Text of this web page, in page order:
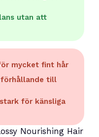
utan att
mycket fint hår
till
för känsliga
Nourishing Hair